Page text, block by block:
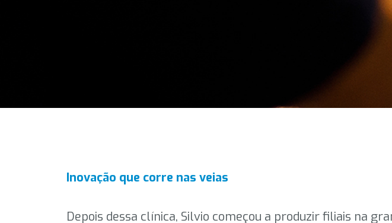
Inovação que corre nas veias
Depois dessa clínica, Silvio começou a produzir filiais na